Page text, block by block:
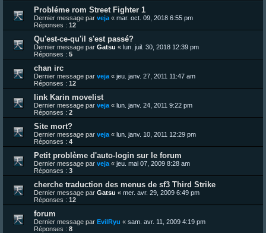
Probléme rom Street Fighter 1
Dernier message par veja « mar. oct. 09, 2018 6:55 pm
Réponses : 12
Qu'est-ce-qu'il s'est passé?
Dernier message par Gatsu « lun. juil. 30, 2018 12:39 pm
Réponses : 5
chan irc
Dernier message par veja « jeu. janv. 27, 2011 11:47 am
Réponses : 12
link Karin movelist
Dernier message par veja « lun. janv. 24, 2011 9:22 pm
Réponses : 2
Site mort?
Dernier message par veja « lun. janv. 10, 2011 12:29 pm
Réponses : 4
Petit problème d'auto-login sur le forum
Dernier message par veja « jeu. mai 07, 2009 8:28 am
Réponses : 3
cherche traduction des menus de sf3 Third Strike
Dernier message par Gatsu « mer. avr. 29, 2009 6:49 pm
Réponses : 12
forum
Dernier message par EvilRyu « sam. avr. 11, 2009 4:19 pm
Réponses : 8